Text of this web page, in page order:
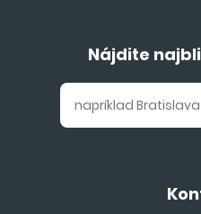
Nájdite